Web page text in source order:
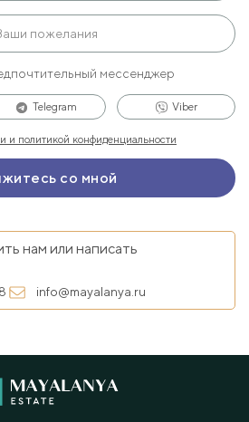
мессенджер
Telegram Viber
и политикой конфиденциальности
нам или написать
info@mayalanya.ru